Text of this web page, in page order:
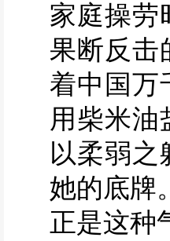
家庭操劳
果断反击
着中国万
用柴米
以柔弱
她的底牌
正是这种